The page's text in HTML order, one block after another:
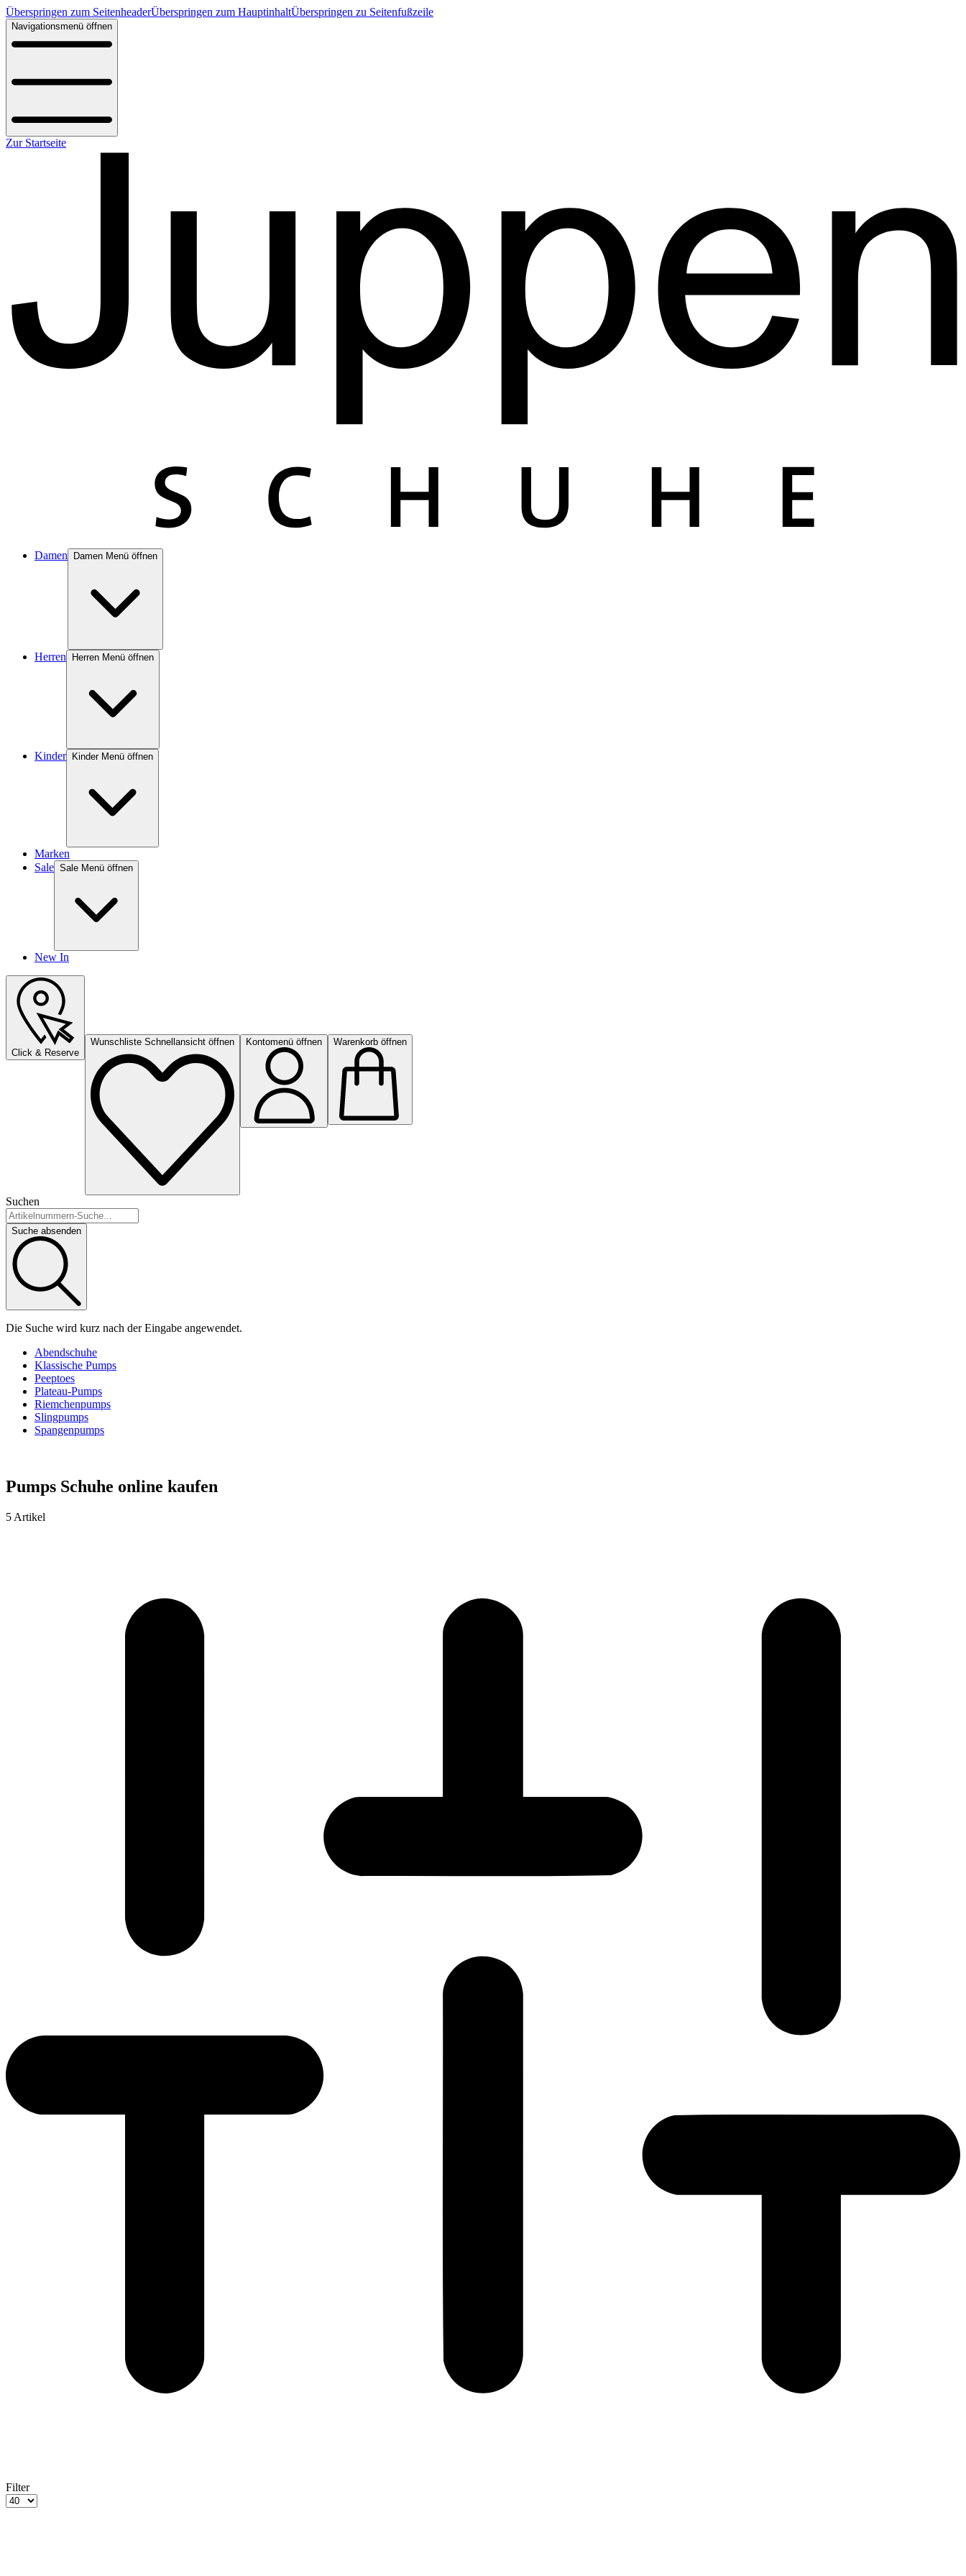
Überspringen zum SeitenheaderÜberspringen zum HauptinhaltÜberspringen zu Seitenfußzeile
Navigationsmenü öffnen
Zur Startseite
Damen Damen Menü öffnen
Herren Herren Menü öffnen
Kinder Kinder Menü öffnen
Marken
Sale Sale Menü öffnen
New In
Click & Reserve
Wunschliste Schnellansicht öffnen Kontomenü öffnen Warenkorb öffnen
Suchen
Suche absenden
Die Suche wird kurz nach der Eingabe angewendet.
Abendschuhe
Klassische Pumps
Peeptoes
Plateau-Pumps
Riemchenpumps
Slingpumps
Spangenpumps
Pumps Schuhe online kaufen
5 Artikel
Filter